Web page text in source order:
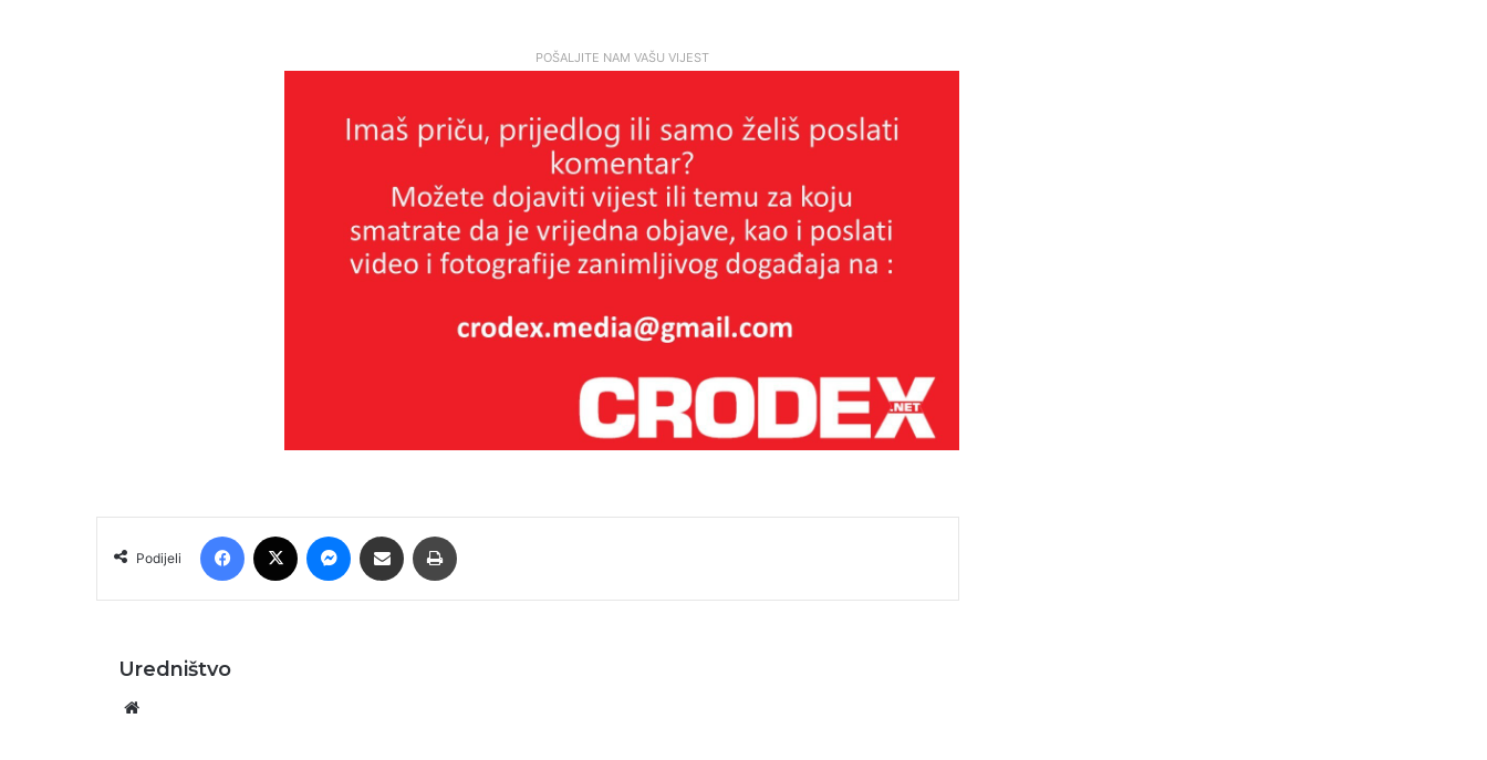
POŠALJITE NAM VAŠU VIJEST
Podijeli
Facebook Messenger
Podijeli putem E-maila
Uredništvo
Ante Rašić:Zašto filma “260 dana”
nema u uobičajenoj distribuciji?
BANGOURA:Šutnja je najskuplji
porez koji plaćamo.
TKO ĆE SNIMITI ISTINU O
HAŠKOM SUDU?Vrijeme je za
Prof. Rogić o knjizi ‘Haški krivolov’: